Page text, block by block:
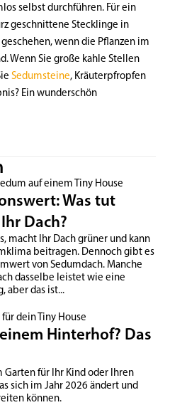
selbst durchführen. Für ein
geschnittene Stecklinge in
wenn die Pflanzen im
Wenn Sie große kahle Stellen
Sedumsteine, Kräuterpfropfen
Ein wunderschön
Was tut
Dach?
macht Ihr Dach grüner und kann
beitragen. Dennoch gibt es
von Sedumdach. Manche
dasselbe leistet wie eine
aber das ist...
Hinterhof? Das
Garten für Ihr Kind oder Ihren
sich im Jahr 2026 ändert und
können.